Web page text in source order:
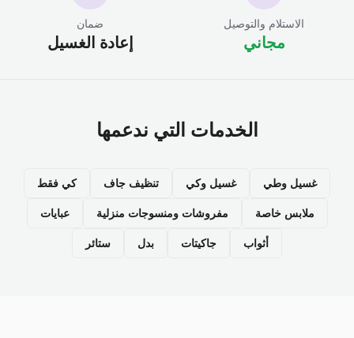
الاستلام والتوصيل
مجاني
ضمان
إعادة الغسيل
الخدمات التي ندعمها
غسيل وطي غسيل وكي تنظيف جاف كي فقط
ملابس خاصة مفروشات ومنسوجات منزلية عبايات
أثواب جاكيتات بدل ستائر